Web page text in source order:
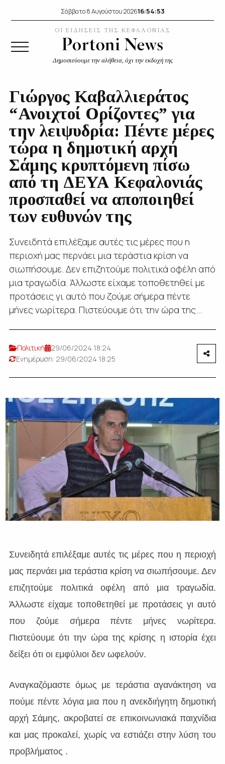
Σάββατο 8 Αυγούστου 202616:54:54
ΟΙ ΕΙΔΗΣΕΙΣ ΤΗΣ ΚΕΦΑΛΟΝΙΑΣ
Δημοσιεύουμε την αλήθεια, όχι την εκδοχή της
Γιώργος Καβαλλιεράτος
“Ανοιχτοί Ορίζοντες” για
την λειψυδρία: Πέντε μέρες
τώρα η δημοτική αρχή
Σάμης κρυπτόμενη πίσω
από τη ΔΕΥΑ Κεφαλονιάς
προσπαθεί να αποποιηθεί
των ευθυνών της
Συνειδητά επιλέξαμε αυτές τις μέρες που η
περιοχή μας περνάει μια τεράστια κρίση να
σιωπήσουμε. Δεν επιζητούμε πολιτικά οφέλη από
μια τραγωδία. Άλλωστε είχαμε τοποθετηθεί με
προτάσεις γι αυτό που ζούμε σήμερα πέντε
μήνες νωρίτερα. Πιστεύουμε ότι την ώρα της...
Πολιτική
29/06/2024 18:24
Ενημέρωση: 29/06/2024 18:25
Συνειδητά επιλέξαμε αυτές τις μέρες που η περιοχή
μας περνάει μια τεράστια κρίση να σιωπήσουμε. Δεν
επιζητούμε πολιτικά οφέλη από μια τραγωδία.
Άλλωστε είχαμε τοποθετηθεί με προτάσεις γι αυτό
που ζούμε σήμερα πέντε μήνες νωρίτερα.
Πιστεύουμε ότι την ώρα της κρίσης η ιστορία έχει
δείξει ότι οι εμφύλιοι δεν ωφελούν.
Αναγκαζόμαστε όμως με τεράστια αγανάκτηση να
πούμε πέντε λόγια μια που η ανεκδιήγητη δημοτική
αρχή Σάμης, ακροβατεί σε επικοινωνιακά παιχνίδια
και μας προκαλεί, χωρίς να εστιάζει στην λύση του
προβλήματος .